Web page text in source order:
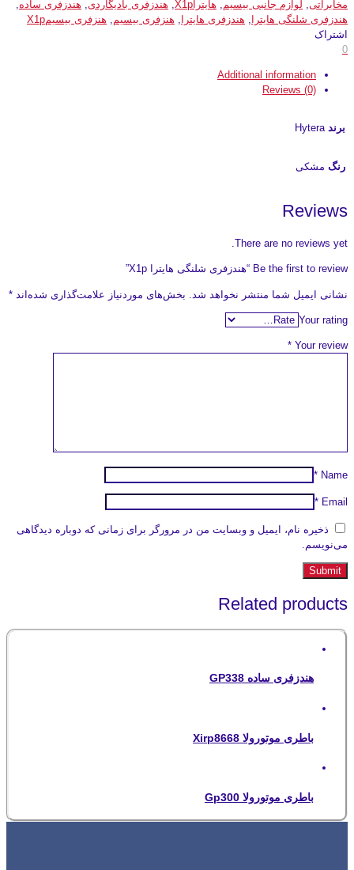
مخابراتی
لوازم جانبی بیسیم هایتراX1p هندزفری بادیگاردی هندزفری ساده
هندزفری شلنگی هایترا
هندزفری هایترا هنزفری بیسیم
هنزفری بیسیمX1p
اشتراک
0
Additional information
Reviews (0)
برند Hytera
رنگ مشکی
Reviews
There are no reviews yet.
Be the first to review “هندزفری شلنگی هایترا X1p”
نشانی ایمیل شما منتشر نخواهد شد. بخش‌های موردنیاز علامت‌گذاری شده‌اند *
Your rating
Your review
*
Name
*
Email
*
ذخیره نام، ایمیل و وبسایت من در مرورگر برای زمانی که دوباره دیدگاهی
می‌نویسم.
Related products
هندزفری ساده GP338
باطری موتورولا Xirp8668
باطری موتورولا Gp300